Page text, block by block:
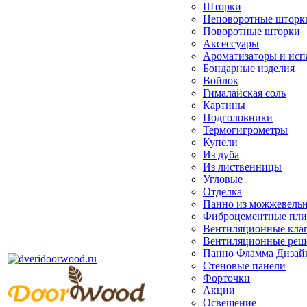
Шторки
Неповоротные
Поворотные шторки
Аксессуары
Ароматизаторы и
Бондарные изделия
Войлок
Гималайская соль
Картины
Подголовники
Термогигрометры
Купели
Из дуба
Из лиственницы
Угловые
Отделка
Панно из
Фиброцементные
Вентиляционные
Вентиляционные
Панно Фламма
Стеновые панели
Форточки
Акции
Освещение